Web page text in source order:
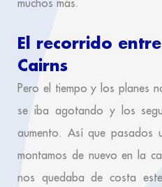
muchos más.
El recorrido
Cairns
Pero el tiempo y los planes
se iba agotando y los
aumento. Así que pasados
montamos de nuevo en la
nos quedaba de costa